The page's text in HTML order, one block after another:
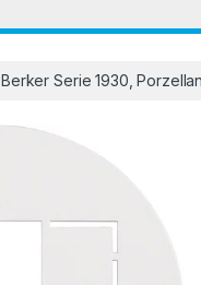
Berker Serie 1930,